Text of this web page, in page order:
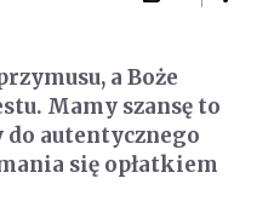
a Boże
Mamy szansę to
autentycznego
się opłatkiem